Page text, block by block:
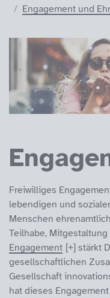
Engagement und
Freiwilliges
lebendigen und
Menschen
Teilhabe,
Engagement
stärkt
gesellschaftlichen
Gesellschaft
hat dieses